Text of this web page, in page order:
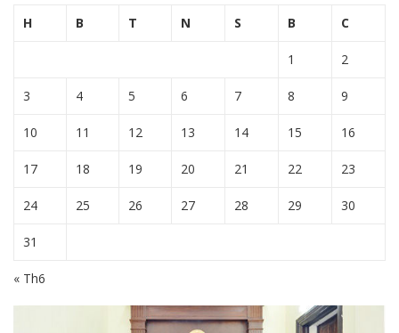
H B T N S B C
1 2
3 4 5 6 7 8 9
10 11 12 13 14 15 16
17 18 19 20 21 22 23
24 25 26 27 28 29 30
31
« Th6